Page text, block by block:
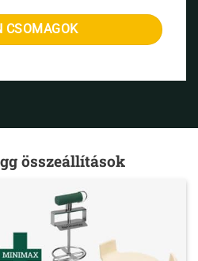
CSOMAGOK
összeállítások